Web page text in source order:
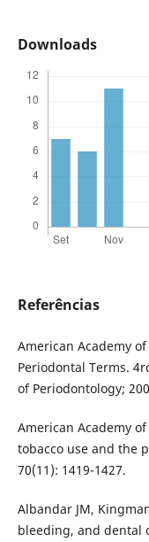
Downloads
Referências
American Academy
Periodontal Terms.
of Periodontology;
American Academy
tobacco use and the
70(11): 1419-1427.
Albandar JM,
bleeding, and dental